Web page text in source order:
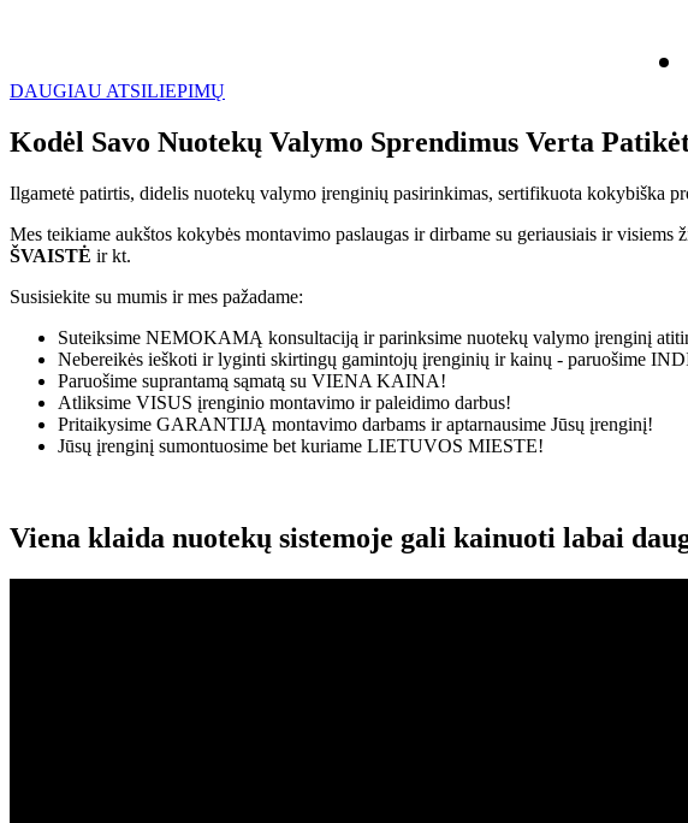
DAUGIAU ATSILIEPIMŲ
Kodėl Savo Nuotekų Valymo Sprendimus Verta
Ilgametė patirtis, didelis nuotekų valymo įrenginių pasirinkimas, sertifikuota kokybiška
Mes teikiame aukštos kokybės montavimo paslaugas ir dirbame su geriausiais ir
ŠVAISTĖ ir kt.
Susisiekite su mumis ir mes pažadame:
Suteiksime NEMOKAMĄ konsultaciją ir parinksime nuotekų valymo įrenginį
Nebereikės ieškoti ir lyginti skirtingų gamintojų įrenginių ir kainų - paruošime
Paruošime suprantamą sąmatą su VIENA KAINA!
Atliksime VISUS įrenginio montavimo ir paleidimo darbus!
Pritaikysime GARANTIJĄ montavimo darbams ir aptarnausime Jūsų įrenginį!
Jūsų įrenginį sumontuosime bet kuriame LIETUVOS MIESTE!
Viena klaida nuotekų sistemoje gali kainuoti labai